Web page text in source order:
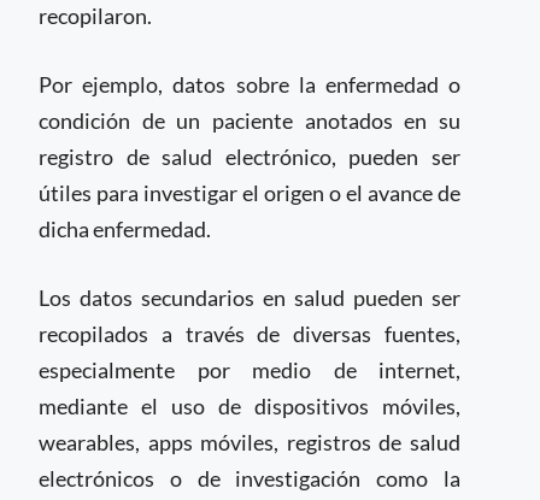
recopilaron.
Por ejemplo, datos sobre la enfermedad o
condición de un paciente anotados en su
registro de salud electrónico, pueden ser
útiles para investigar el origen o el avance de
dicha enfermedad.
Los datos secundarios en salud pueden ser
recopilados a través de diversas fuentes,
especialmente por medio de internet,
mediante el uso de dispositivos móviles,
wearables, apps móviles, registros de salud
electrónicos o de investigación como la